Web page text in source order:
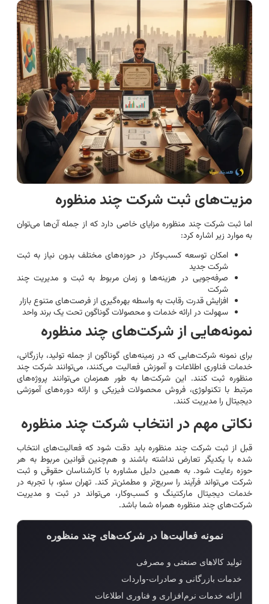
مزیت‌های ثبت شرکت چند منظوره
اما ثبت شرکت چند منظوره مزایای خاصی دارد که از جمله آن‌ها می‌توان
به موارد زیر اشاره کرد:
امکان توسعه کسب‌وکار در حوزه‌های مختلف بدون نیاز به ثبت
شرکت جدید
صرفه‌جویی در هزینه‌ها و زمان مربوط به ثبت و مدیریت چند
شرکت
افزایش قدرت رقابت به واسطه بهره‌گیری از فرصت‌های متنوع بازار
سهولت در ارائه خدمات و محصولات گوناگون تحت یک برند واحد
نمونه‌هایی از شرکت‌های چند منظوره
برای نمونه شرکت‌هایی که در زمینه‌های گوناگون از جمله تولید، بازرگانی،
خدمات فناوری اطلاعات و آموزش فعالیت می‌کنند، می‌توانند شرکت چند
منظوره ثبت کنند. این شرکت‌ها به طور همزمان می‌توانند پروژه‌های
مرتبط با تکنولوژی، فروش محصولات فیزیکی و ارائه دوره‌های آموزشی
دیجیتال را مدیریت کنند.
نکاتی مهم در انتخاب شرکت چند منظوره
قبل از ثبت شرکت چند منظوره باید دقت شود که فعالیت‌های انتخاب
شده با یکدیگر تعارض نداشته باشند و هم‌چنین قوانین مربوط به هر
حوزه رعایت شود. به همین دلیل مشاوره با کارشناسان حقوقی و ثبت
شرکت می‌تواند فرآیند را سریع‌تر و مطمئن‌تر کند. تهران سئو، با تجربه در
خدمات دیجیتال مارکتینگ و کسب‌وکار، می‌تواند در ثبت و مدیریت
شرکت‌های چند منظوره همراه شما باشد.
نمونه فعالیت‌ها در شرکت‌های چند منظوره
تولید کالاهای صنعتی و مصرفی
خدمات بازرگانی و صادرات-واردات
ارائه خدمات نرم‌افزاری و فناوری اطلاعات